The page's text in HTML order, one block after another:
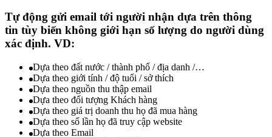
Tự động gửi email tới người nhận dựa trên thông
tin tùy biến không giới hạn số lượng do người dùng
xác định. VD:
Dựa theo đất nước / thành phố / địa danh /…
Dựa theo giới tính / độ tuổi / sở thích
Dựa theo nguồn thu thập email
Dựa theo đối tượng Khách hàng
Dựa theo giá trị doanh thu họ đã mua hàng
Dựa theo số lần họ đã truy cập website
Dựa theo Email